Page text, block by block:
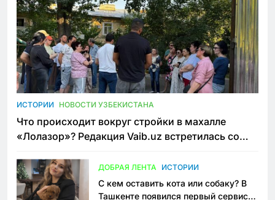
ИСТОРИИ НОВОСТИ УЗБЕКИСТАНА
Что происходит вокруг стройки в махалле
«Лолазор»? Редакция Vaib.uz встретилась со
ДОБРАЯ ЛЕНТА ИСТОРИИ
С кем оставить кота или собаку? В
Ташкенте появился первый сервис